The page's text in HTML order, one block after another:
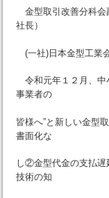
金型取引改善分科会
社長）
(一社)日本金型工業
令和元年１２月、中
事業者の
皆様へ”と新しい金型
書面化な
し②金型代金の支払
技術の知